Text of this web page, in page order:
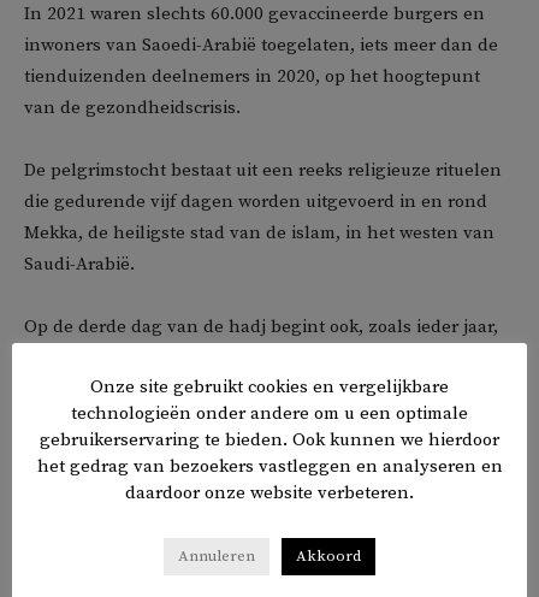
In 2021 waren slechts 60.000 gevaccineerde burgers en
inwoners van Saoedi-Arabië toegelaten, iets meer dan de
tienduizenden deelnemers in 2020, op het hoogtepunt
van de gezondheidscrisis.
De pelgrimstocht bestaat uit een reeks religieuze rituelen
die gedurende vijf dagen worden uitgevoerd in en rond
Mekka, de heiligste stad van de islam, in het westen van
Saudi-Arabië.
Op de derde dag van de hadj begint ook, zoals ieder jaar,
Delen 𝕏 f in ✉
Onze site gebruikt cookies en vergelijkbare
technologieën onder andere om u een optimale
gebruikerservaring te bieden. Ook kunnen we hierdoor
het gedrag van bezoekers vastleggen en analyseren en
daardoor onze website verbeteren.
Annuleren Akkoord